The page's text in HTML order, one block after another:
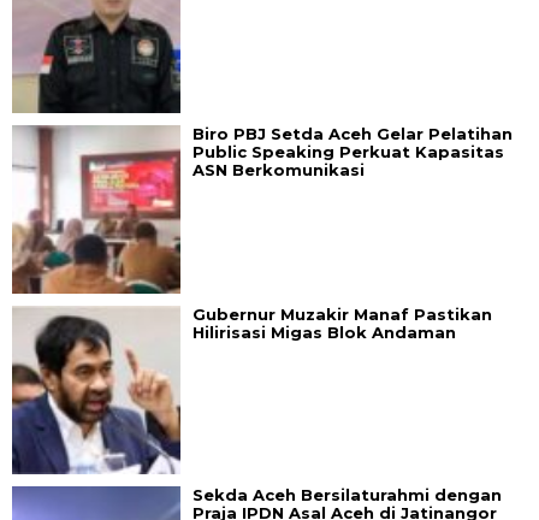
Biro PBJ Setda Aceh Gelar Pelatihan
Public Speaking Perkuat Kapasitas
ASN Berkomunikasi
Gubernur Muzakir Manaf Pastikan
Hilirisasi Migas Blok Andaman
Sekda Aceh Bersilaturahmi dengan
Praja IPDN Asal Aceh di Jatinangor